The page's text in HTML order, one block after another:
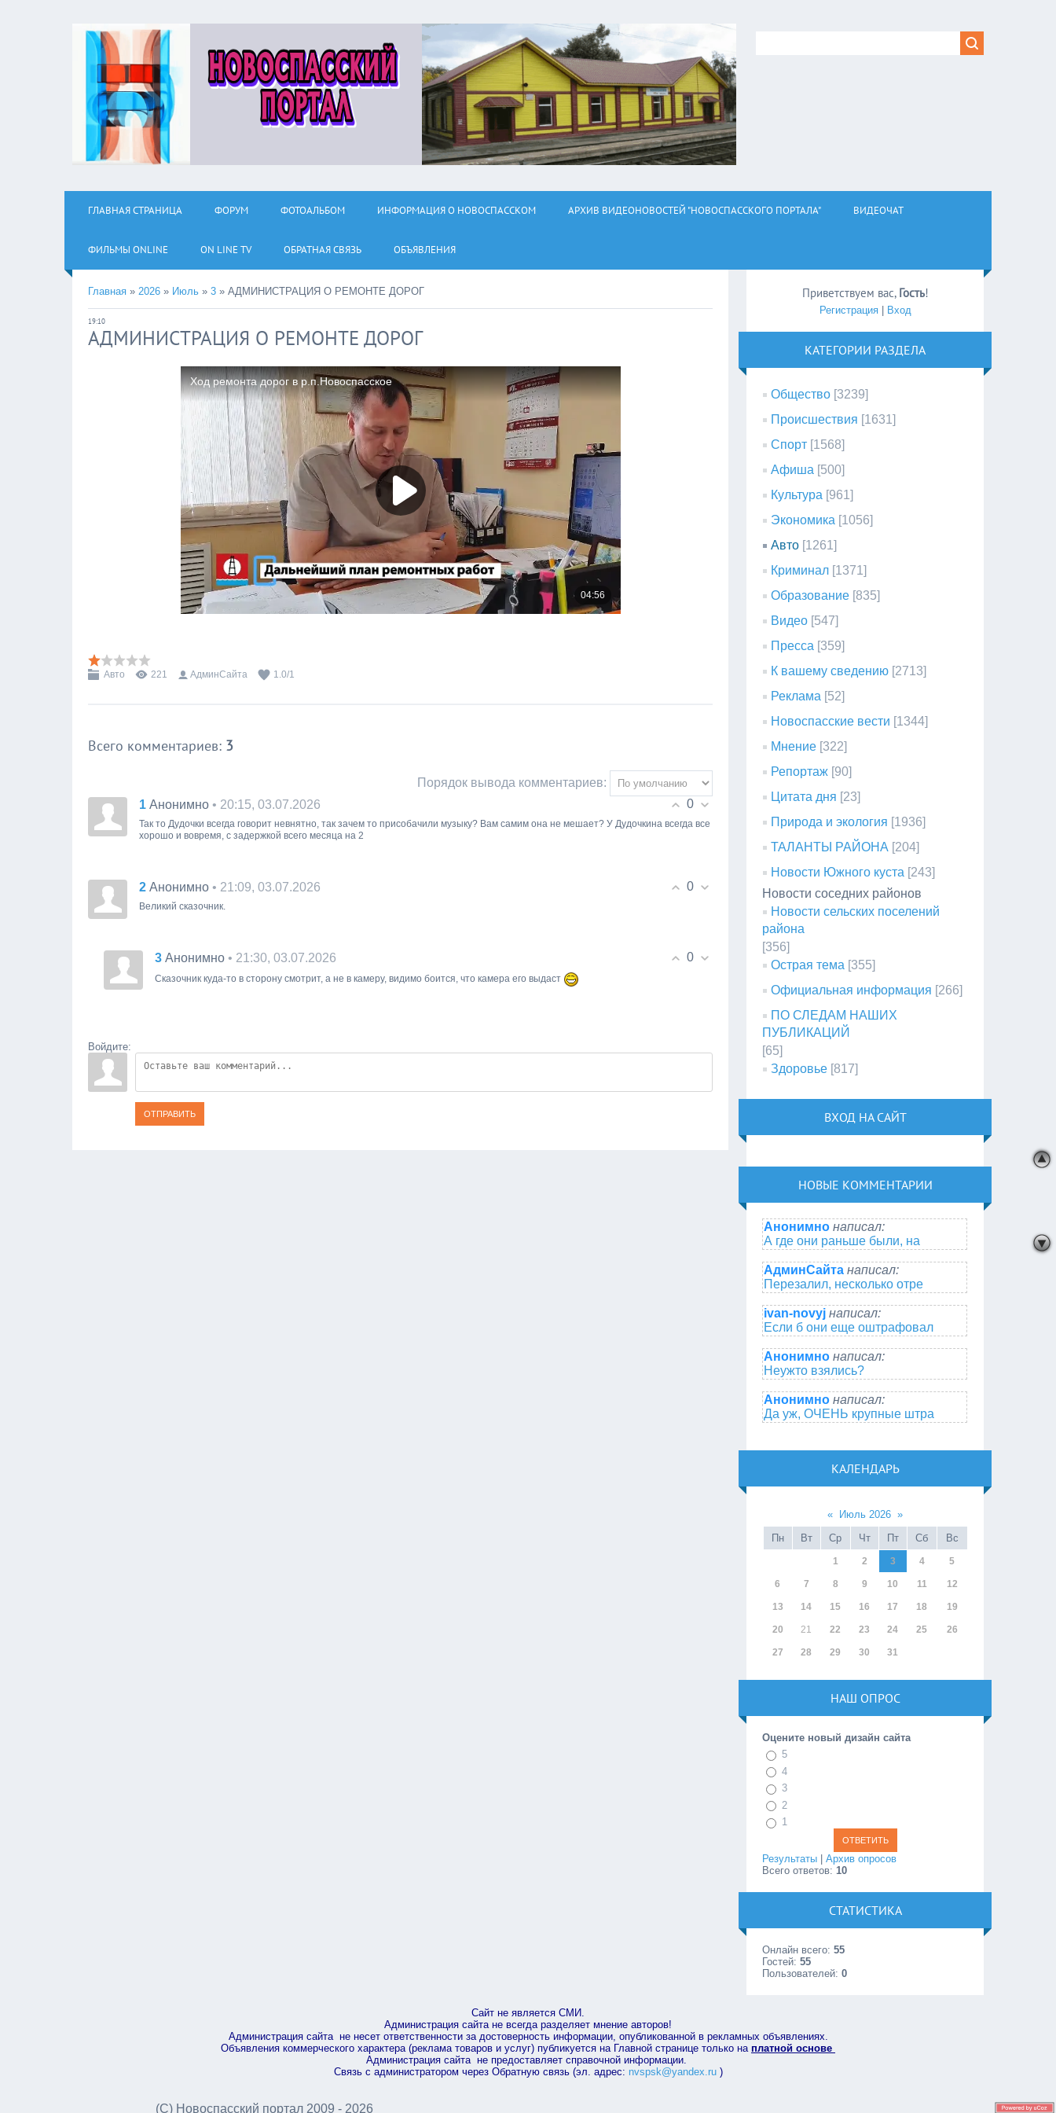
ГЛАВНАЯ СТРАНИЦА ФОРУМ ФОТОАЛЬБОМ ИНФОРМАЦИЯ О НОВОСПАССКОМ АРХИВ ВИДЕОНОВОСТЕЙ "НОВОСПАССКОГО ПОРТАЛА" ВИДЕОЧАТ
ФИЛЬМЫ ОNLINE ON LINE TV ОБРАТНАЯ СВЯЗЬ ОБЪЯВЛЕНИЯ
Главная » 2026 » Июль » 3 » АДМИНИСТРАЦИЯ О РЕМОНТЕ ДОРОГ
19:10
АДМИНИСТРАЦИЯ О РЕМОНТЕ ДОРОГ
Авто 221 АдминСайта 1.0/1
Всего комментариев: 3
Порядок вывода комментариев:
0
1 Анонимно • 20:15, 03.07.2026
Так то Дудочки всегда говорит невнятно, так зачем то присобачили музыку? Вам самим она не мешает? У Дудочкина всегда все
хорошо и вовремя, с задержкой всего месяца на 2
0
2 Анонимно • 21:09, 03.07.2026
Великий сказочник.
0
3 Анонимно • 21:30, 03.07.2026
Сказочник куда-то в сторону смотрит, а не в камеру, видимо боится, что камера его выдаст
Войдите:
ОТПРАВИТЬ
Приветствуем вас, Гость!
Регистрация| Вход
КАТЕГОРИИ РАЗДЕЛА
Общество [3239]
Происшествия [1631]
Спорт [1568]
Афиша [500]
Культура [961]
Экономика [1056]
Авто [1261]
Криминал [1371]
Образование [835]
Видео [547]
Пресса [359]
К вашему сведению [2713]
Реклама [52]
Новоспасские вести [1344]
Мнение [322]
Репортаж [90]
Цитата дня [23]
Природа и экология [1936]
ТАЛАНТЫ РАЙОНА [204]
Новости Южного куста [243]
Новости соседних районов
Новости сельских поселений
района
[356]
Острая тема [355]
Официальная информация [266]
ПО СЛЕДАМ НАШИХ
ПУБЛИКАЦИЙ
[65]
Здоровье [817]
ВХОД НА САЙТ
НОВЫЕ КОММЕНТАРИИ
Анонимно написал:
А где они раньше были, на
АдминСайта написал:
Перезалил, несколько отре
ivan-novyj написал:
Если б они еще оштрафовал
Анонимно написал:
Неужто взялись?
Анонимно написал:
Да уж, ОЧЕНЬ крупные штра
КАЛЕНДАРЬ
« Июль 2026 »
Пн
Вт Ср Чт Пт Сб Вс
1 2 3 4 5
6 7 8 9 10 11 12
13 14 15 16 17 18 19
20 21 22 23 24 25 26
27 28 29 30 31
НАШ ОПРОС
Оцените новый дизайн сайта
5
4
3
2
1
Результаты |Архив опросов
Всего ответов: 10
СТАТИСТИКА
Онлайн всего:55
Гостей:55
Пользователей:0
Сайт не является СМИ.
Администрация сайта не всегда разделяет мнение авторов!
Администрация сайта не несет ответственности за достоверность информации, опубликованной в рекламных объявлениях.
Объявления коммерческого характера (реклама товаров и услуг) публикуется на Главной странице только на платной основе
Администрация сайта не предоставляет справочной информации.
Связь с администратором через Обратную связь (эл. адрес: nvspsk@yandex.ru)
(С) Новоспасский портал 2009 - 2026